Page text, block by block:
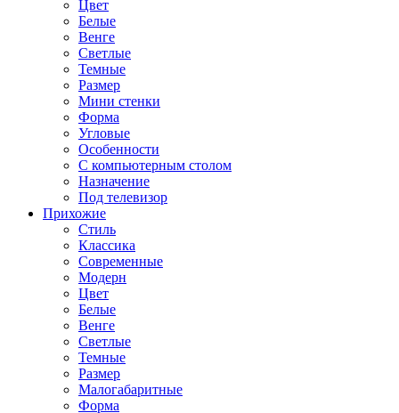
Цвет
Белые
Венге
Светлые
Темные
Размер
Мини стенки
Форма
Угловые
Особенности
С компьютерным столом
Назначение
Под телевизор
Прихожие
Стиль
Классика
Современные
Модерн
Цвет
Белые
Венге
Светлые
Темные
Размер
Малогабаритные
Форма